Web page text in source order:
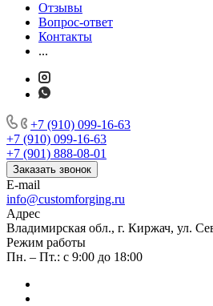
Отзывы
Вопрос-ответ
Контакты
...
+7 (910) 099-16-63
+7 (910) 099-16-63
+7 (901) 888-08-01
Заказать звонок
E-mail
info@customforging.ru
Адрес
Владимирская обл., г. Киржач, ул.
Режим работы
Пн. – Пт.: с 9:00 до 18:00